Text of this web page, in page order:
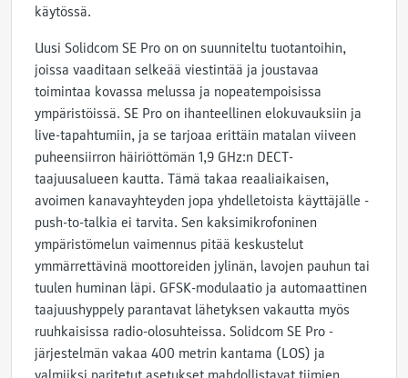
käytössä.
Uusi Solidcom SE Pro on on suunniteltu tuotantoihin,
joissa vaaditaan selkeää viestintää ja joustavaa
toimintaa kovassa melussa ja nopeatempoisissa
ympäristöissä. SE Pro on ihanteellinen elokuvauksiin ja
live-tapahtumiin, ja se tarjoaa erittäin matalan viiveen
puheensiirron häiriöttömän 1,9 GHz:n DECT-
taajuusalueen kautta. Tämä takaa reaaliaikaisen,
avoimen kanavayhteyden jopa yhdelletoista käyttäjälle -
push-to-talkia ei tarvita. Sen kaksimikrofoninen
ympäristömelun vaimennus pitää keskustelut
ymmärrettävinä moottoreiden jylinän, lavojen pauhun tai
tuulen huminan läpi. GFSK-modulaatio ja automaattinen
taajuushyppely parantavat lähetyksen vakautta myös
ruuhkaisissa radio-olosuhteissa. Solidcom SE Pro -
järjestelmän vakaa 400 metrin kantama (LOS) ja